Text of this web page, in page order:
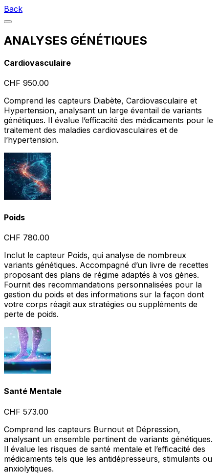
Back
ANALYSES GÉNÉTIQUES
Cardiovasculaire
CHF 950.00
Comprend les capteurs Diabète, Cardiovasculaire et
Hypertension, analysant un large éventail de variants
génétiques. Il évalue l’efficacité des médicaments pour le
traitement des maladies cardiovasculaires et de
l’hypertension.
Poids
CHF 780.00
Inclut le capteur Poids, qui analyse de nombreux
variants génétiques. Accompagné d’un livre de recettes
proposant des plans de régime adaptés à vos gènes.
Fournit des recommandations personnalisées pour la
gestion du poids et des informations sur la façon dont
votre corps réagit aux stratégies ou suppléments de
perte de poids.
Santé Mentale
CHF 573.00
Comprend les capteurs Burnout et Dépression,
analysant un ensemble pertinent de variants génétiques.
Il évalue les risques de santé mentale et l’efficacité des
médicaments tels que les antidépresseurs, stimulants ou
anxiolytiques.